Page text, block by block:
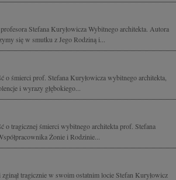
Stefana Kuryłowicza Wybitnego architekta. Autora
się w smutku z Jego Rodziną i...
o śmierci prof. Stefana Kuryłowicza wybitnego architekta,
i wyrazy głębokiego...
o tragicznej śmierci wybitnego architekta prof. Stefana
Żonie i Rodzinie...
tragicznie w swoim ostatnim locie Stefan Kuryłowicz